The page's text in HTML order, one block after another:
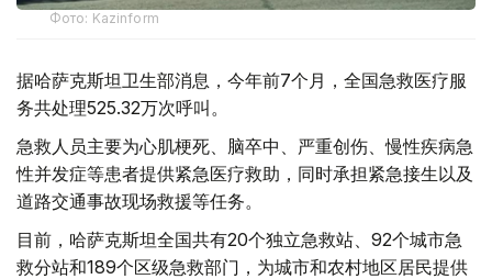
Фото: Kazinform
据哈萨克斯坦卫生部消息，今年前7个月，全国急救医疗服
务共处理525.32万次呼叫。
急救人员主要为心肌梗死、脑卒中、严重创伤、慢性疾病急
性并发症等患者提供紧急医疗救助，同时承担紧急接生以及
道路交通事故现场救援等任务。
目前，哈萨克斯坦全国共有20个独立急救站、92个城市急
救分站和189个区级急救部门，为城市和农村地区居民提供